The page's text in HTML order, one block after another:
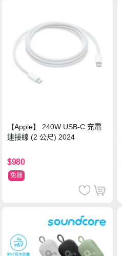
【Apple】 240W USB-C 充電
連接線 (2 公尺) 2024
$980
免運